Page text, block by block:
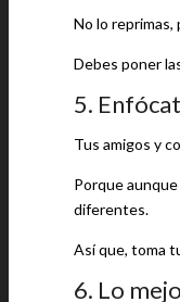
No lo
Debes poner
5.
Tus amigos y
Porque
diferentes.
Así que, toma
6. Lo